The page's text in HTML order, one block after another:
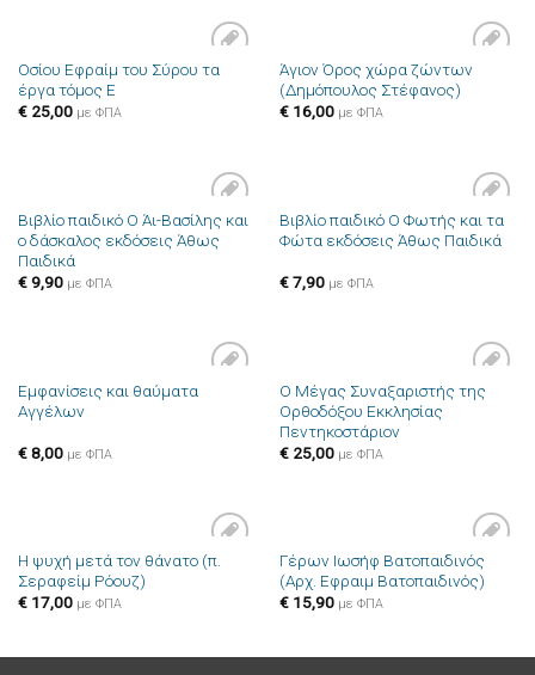
Πρόσθήκη
Οσίου Εφραίμ του Σύρου τα
έργα τόμος Ε
€25,00 με ΦΠΑ
Πρόσθήκη
στην λίστα
Άγιον Όρος χώρα ζώντων
(Δημόπουλος Στέφανος)
€16,00 με ΦΠΑ
Πρόσθήκη
στην λίστα
Βιβλίο παιδικό Ο Άι-Βασίλης και
ο δάσκαλος εκδόσεις Άθως
Παιδικά
€9,90 με ΦΠΑ
Πρόσθήκη
στην λίστα
Βιβλίο παιδικό Ο Φωτής και τα
Φώτα εκδόσεις Άθως Παιδικά
€7,90 με ΦΠΑ
Πρόσθήκη
Εμφανίσεις και θαύματα
Αγγέλων
€8,00 με ΦΠΑ
Πρόσθήκη
στην λίστα
Ο Μέγας Συναξαριστής της
Ορθοδόξου Εκκλησίας
Πεντηκοστάριον
€25,00 με ΦΠΑ
Πρόσθήκη
Η ψυχή μετά τον θάνατο (π.
Σεραφείμ Ρόουζ)
€17,00 με ΦΠΑ
Πρόσθήκη
στην λίστα
Γέρων Ιωσήφ Βατοπαιδινός
(Αρχ. Εφραιμ Βατοπαιδινός)
€15,90 με ΦΠΑ